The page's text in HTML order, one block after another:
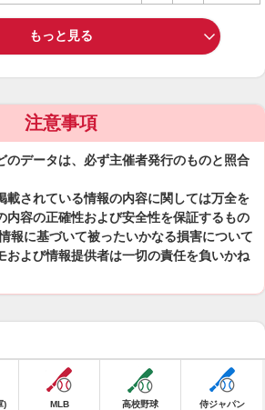
もっと見る
注意事項
のデータは、必ず主催者発行のものと照合
載されている情報の内容に関しては万全を
内容の正確性および安全性を保証するもの
報に基づいて被ったいかなる損害について
および情報提供者は一切の責任を負いかね
) MLB 高校野球 侍ジャパン